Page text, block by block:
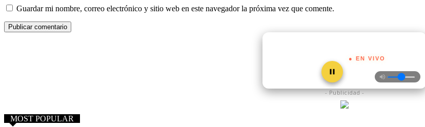
Guardar mi nombre, correo electrónico y sitio web en este navegador la próxima vez que comente.
● EN VIVO
- Publicidad -
MOST POPULAR